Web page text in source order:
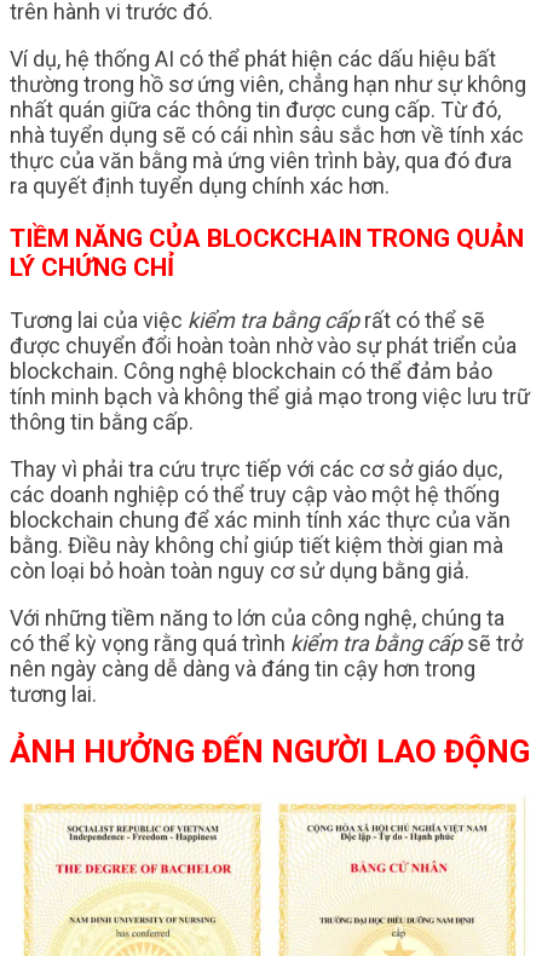
trên hành vi trước đó.
Ví dụ, hệ thống AI có thể phát hiện các dấu hiệu bất
thường trong hồ sơ ứng viên, chẳng hạn như sự không
nhất quán giữa các thông tin được cung cấp. Từ đó,
nhà tuyển dụng sẽ có cái nhìn sâu sắc hơn về tính xác
thực của văn bằng mà ứng viên trình bày, qua đó đưa
ra quyết định tuyển dụng chính xác hơn.
TIỀM NĂNG CỦA BLOCKCHAIN TRONG QUẢN
LÝ CHỨNG CHỈ
Tương lai của việc kiểm tra bằng cấprất có thể sẽ
được chuyển đổi hoàn toàn nhờ vào sự phát triển của
blockchain. Công nghệ blockchain có thể đảm bảo
tính minh bạch và không thể giả mạo trong việc lưu trữ
thông tin bằng cấp.
Thay vì phải tra cứu trực tiếp với các cơ sở giáo dục,
các doanh nghiệp có thể truy cập vào một hệ thống
blockchain chung để xác minh tính xác thực của văn
bằng. Điều này không chỉ giúp tiết kiệm thời gian mà
còn loại bỏ hoàn toàn nguy cơ sử dụng bằng giả.
Với những tiềm năng to lớn của công nghệ, chúng ta
có thể kỳ vọng rằng quá trình kiểm tra bằng cấpsẽ trở
nên ngày càng dễ dàng và đáng tin cậy hơn trong
tương lai.
ẢNH HƯỞNG ĐẾN NGƯỜI LAO ĐỘNG